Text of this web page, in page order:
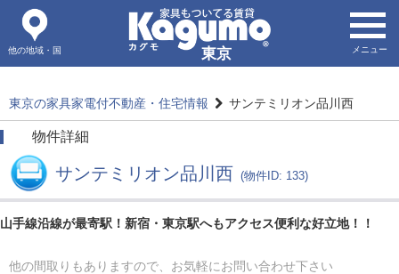
東京
他の地域・国 メニュー
東京の家具家電付不動産・住宅情報 サンテミリオン品川西
物件詳細
サンテミリオン品川西 (物件ID: 133)
山手線沿線が最寄駅！新宿・東京駅へもアクセス便利な好立地！！
他の間取りもありますので、お気軽にお問い合わせ下さい